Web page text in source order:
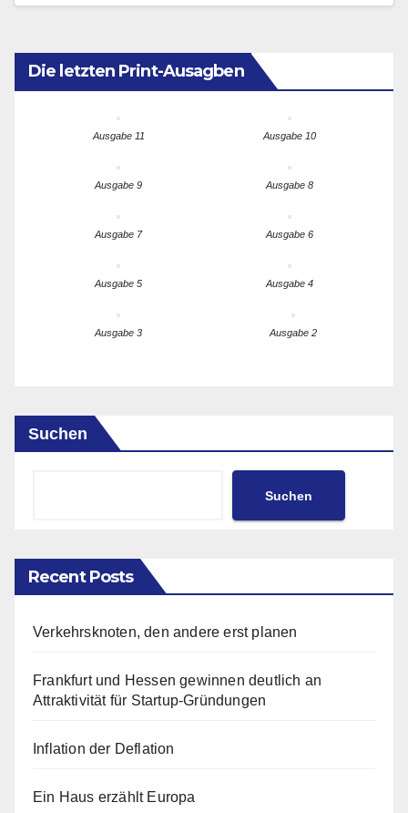
Die letzten Print-Ausagben
Ausgabe 11 Ausgabe 10
Ausgabe 9 Ausgabe 8
Ausgabe 7 Ausgabe 6
Ausgabe 5 Ausgabe 4
Ausgabe 3 Ausgabe 2
Suchen
Suchen
Recent Posts
Verkehrsknoten, den andere erst planen
Frankfurt und Hessen gewinnen deutlich an
Attraktivität für Startup-Gründungen
Inflation der Deflation
Ein Haus erzählt Europa